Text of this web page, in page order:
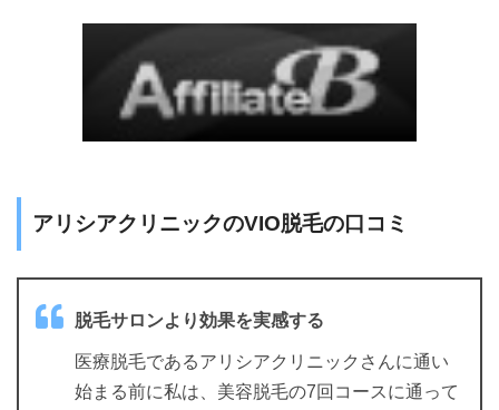
アリシアクリニックのVIO脱毛の口コミ
脱毛サロンより効果を実感する
医療脱毛であるアリシアクリニックさんに通い
始まる前に私は、美容脱毛の7回コースに通って